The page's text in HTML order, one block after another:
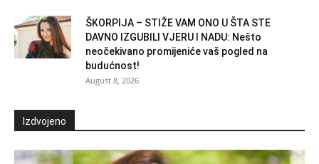
ŠKORPIJA – STIŽE VAM ONO U ŠTA STE
DAVNO IZGUBILI VJERU I NADU: Nešto
neočekivano promijeniće vaš pogled na
budućnost!
August 8, 2026
Izdvojeno